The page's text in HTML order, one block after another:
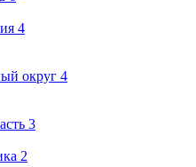
4
округ 4
3
2